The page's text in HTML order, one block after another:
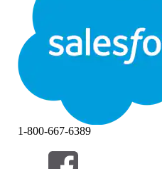
Filtrar por (0)
1-800-667-6389